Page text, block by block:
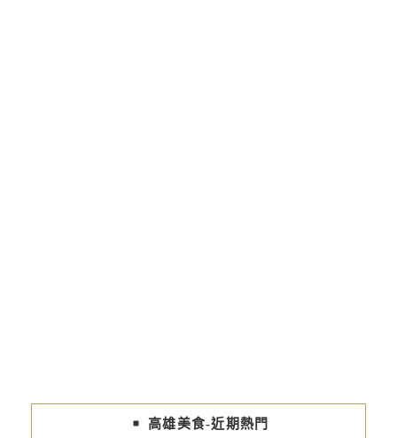
高雄美食-近期熱門